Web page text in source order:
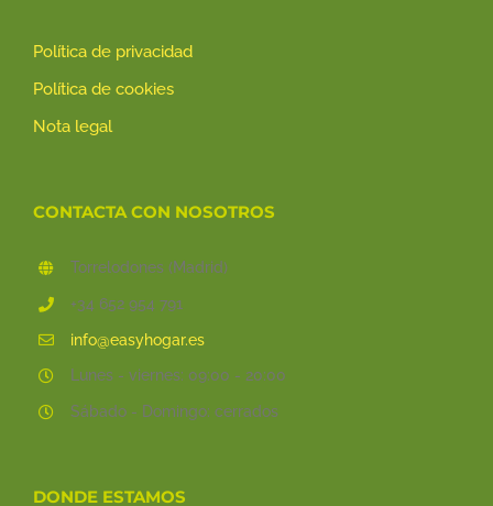
Política de privacidad
Política de cookies
Nota legal
CONTACTA CON NOSOTROS
Torrelodones (Madrid)
+34 652 954 791
info@easyhogar.es
Lunes - viernes: 09:00 - 20:00
Sábado - Domingo: cerrados
DONDE ESTAMOS